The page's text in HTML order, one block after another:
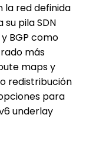
la red definida
su pila SDN
BGP como
más
maps y
redistribución
para
underlay